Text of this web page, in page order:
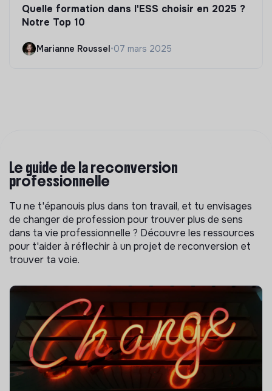
Quelle formation dans l'ESS choisir en 2025 ?
Notre Top 10
Marianne Roussel•07 mars 2025
Le guide de la reconversion
professionnelle
Tu ne t'épanouis plus dans ton travail, et tu envisages
de changer de profession pour trouver plus de sens
dans ta vie professionnelle ? Découvre les ressources
pour t'aider à réflechir à un projet de reconversion et
trouver ta voie.